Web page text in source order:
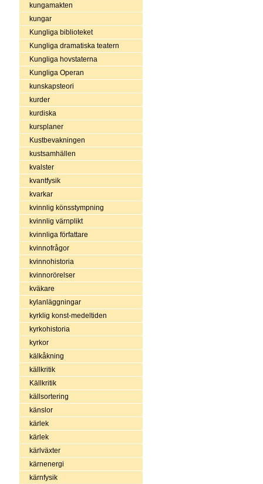
kungamakten
kungar
Kungliga biblioteket
Kungliga dramatiska teatern
Kungliga hovstaterna
Kungliga Operan
kunskapsteori
kurder
kurdiska
kursplaner
Kustbevakningen
kustsamhällen
kvalster
kvantfysik
kvarkar
kvinnlig könsstympning
kvinnlig värnplikt
kvinnliga författare
kvinnofrågor
kvinnohistoria
kvinnorörelser
kväkare
kylanläggningar
kyrklig konst-medeltiden
kyrkohistoria
kyrkor
kälkåkning
källkritik
Källkritik
källsortering
känslor
kärlek
kärlek
kärlväxter
kärnenergi
kärnfysik